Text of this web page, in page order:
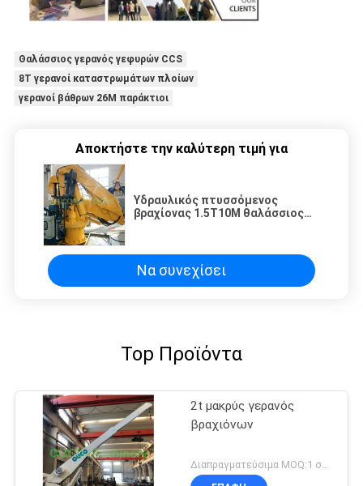
Θαλάσσιος γερανός γεφυρών CCS
8T γερανοί καταστρωμάτων πλοίων
γερανοί βάθρων 26M παράκτιοι
Αποκτήστε την καλύτερη τιμή για
Υδραυλικός πτυσσόμενος
βραχίονας 1.5T10M θαλάσσιος
Να συνεχίσει
Top Προϊόντα
2t μακρύς γερανός
βραχιόνων
Διαπραγματεύσιμα MOQ:1 σύνολο